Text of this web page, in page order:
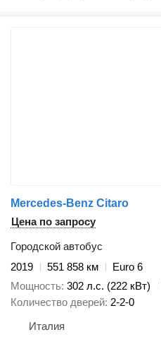
Mercedes-Benz Citaro
Цена по запросу
Городской автобус
2019
551 858 км
Euro 6
Мощность 302 л.с. (222 кВт)
Количество дверей 2-2-0
Италия